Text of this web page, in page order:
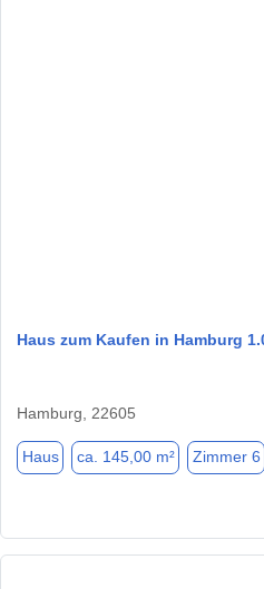
Haus zum Kaufen in Hamburg
Hamburg, 22605
Haus ca. 145,00 m² Zimmer 6